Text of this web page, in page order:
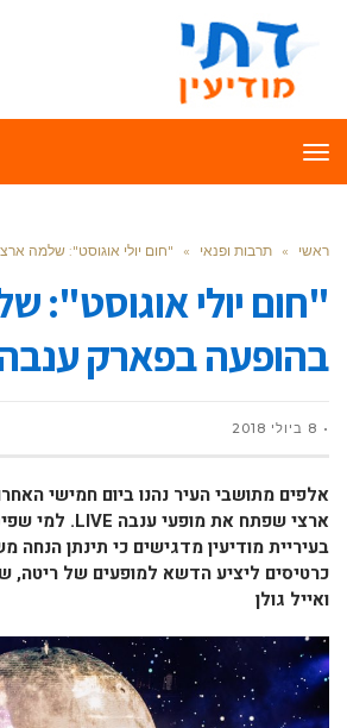
תפריט
ראשי » תרבות ופנאי » "חום יולי אוגוסט": שלמה
"חום יולי אוגוסט":
בהופעה בפארק
8 ביולי 2018
אלפים מתושבי העיר נהנו ביום חמישי
ארצי שפתח את מופעי ענבה LIVE. למי
כרטיסים ליציע הדשא למופעים של ריטה,
ואייל גולן